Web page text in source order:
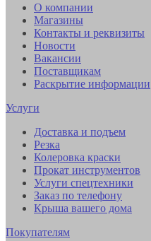
О компании
Магазины
Контакты и реквизиты
Новости
Вакансии
Поставщикам
Раскрытие информации
Услуги
Доставка и подъем
Резка
Колеровка краски
Прокат инструментов
Услуги спецтехники
Заказ по телефону
Крыша вашего дома
Покупателям